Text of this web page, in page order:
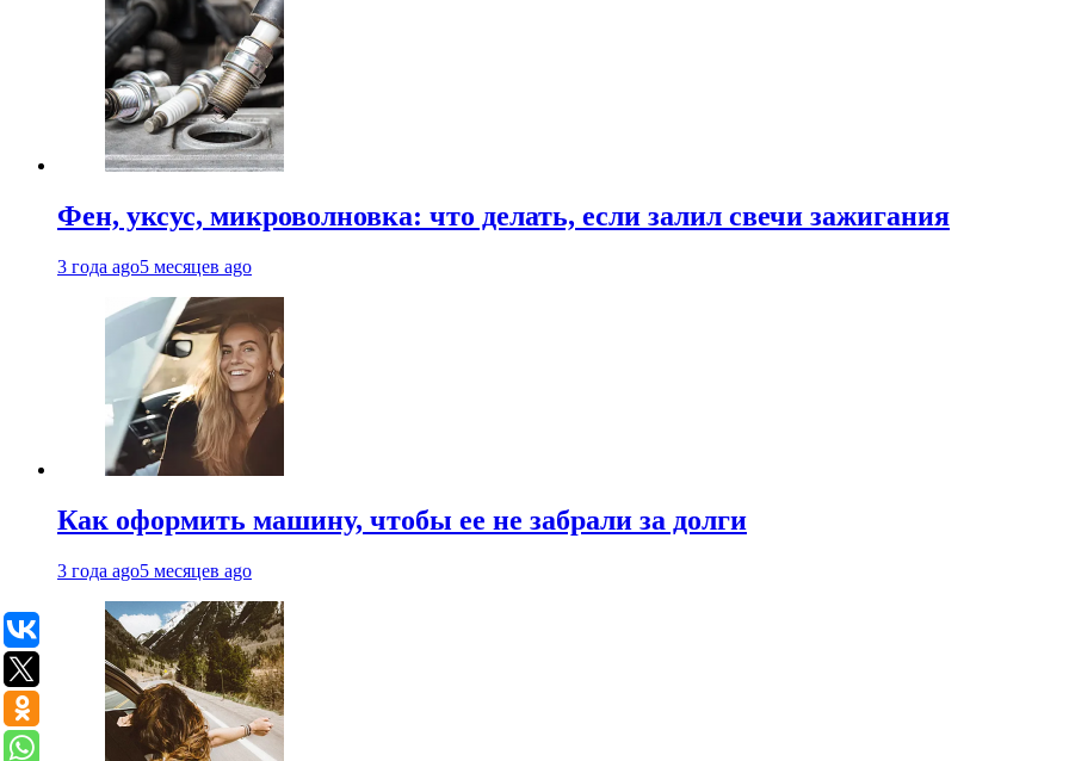
Фен, уксус, микроволновка: что делать, если залил свечи зажигания
3 года ago5 месяцев ago
Как оформить машину, чтобы ее не забрали за долги
3 года ago5 месяцев ago